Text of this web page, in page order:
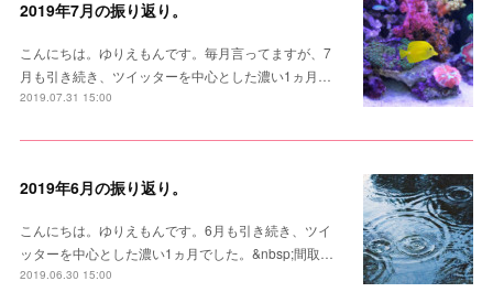
2019年7月の振り返り。
こんにちは。ゆりえもんです。毎月言ってますが、7
月も引き続き、ツイッターを中心とした濃い1ヵ月…
2019.07.31 15:00
2019年6月の振り返り。
こんにちは。ゆりえもんです。6月も引き続き、ツイ
ッターを中心とした濃い1ヵ月でした。&nbsp;間取…
2019.06.30 15:00